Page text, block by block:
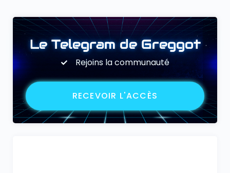
Le Telegram de Greggot
Rejoins la communauté
RECEVOIR L'ACCÈS